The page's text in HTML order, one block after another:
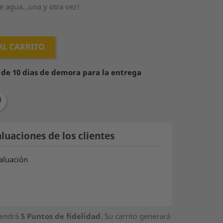
agua...una y otra vez!
CARRITO
de 10 dias de demora para la entrega
de los clientes
5 Puntos de fidelidad. Su carrito generará